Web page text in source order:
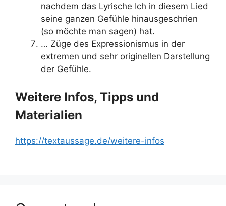
nachdem das Lyrische Ich in diesem Lied
seine ganzen Gefühle hinausgeschrien
(so möchte man sagen) hat.
… Züge des Expressionismus in der
extremen und sehr originellen Darstellung
der Gefühle.
Weitere Infos, Tipps und
Materialien
https://textaussage.de/weitere-infos